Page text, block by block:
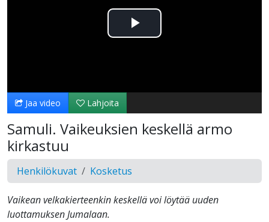
Toista
Jaa video Lahjoita
Samuli. Vaikeuksien keskellä armo
kirkastuu
Henkilökuvat Kosketus
Vaikean velkakierteenkin keskellä voi löytää uuden
luottamuksen Jumalaan.